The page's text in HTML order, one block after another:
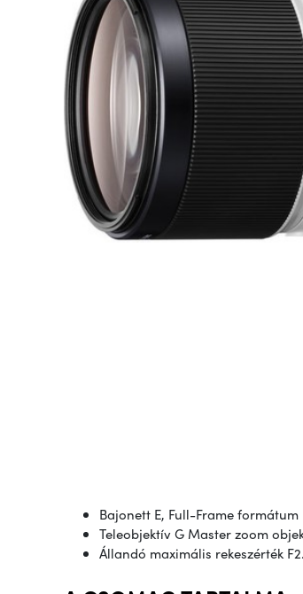
Bajonett E, Full-Frame formátum
Teleobjektív G Master zoom
Állandó maximális rekeszérték